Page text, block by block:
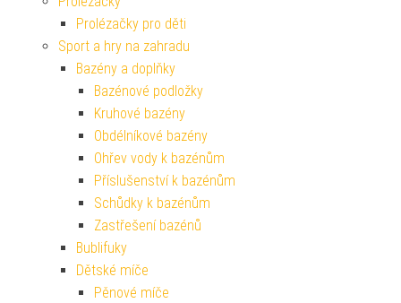
Prolézačky pro děti
Sport a hry na zahradu
Bazény a doplňky
Bazénové podložky
Kruhové bazény
Obdélníkové bazény
Ohřev vody k bazénům
Příslušenství k bazénům
Schůdky k bazénům
Zastřešení bazénů
Bublifuky
Dětské míče
Pěnové míče